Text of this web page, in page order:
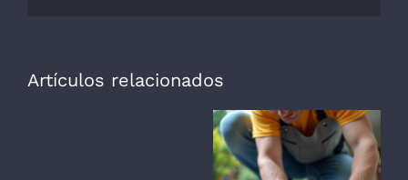
Artículos relacionados